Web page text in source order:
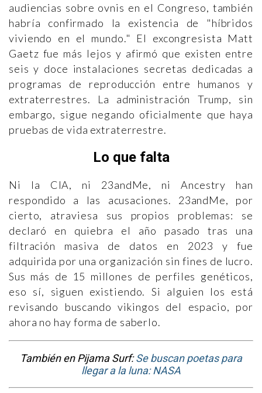
audiencias sobre ovnis en el Congreso, también
habría confirmado la existencia de "híbridos
viviendo en el mundo." El excongresista Matt
Gaetz fue más lejos y afirmó que existen entre
seis y doce instalaciones secretas dedicadas a
programas de reproducción entre humanos y
extraterrestres. La administración Trump, sin
embargo, sigue negando oficialmente que haya
pruebas de vida extraterrestre.
Lo que falta
Ni la CIA, ni 23andMe, ni Ancestry han
respondido a las acusaciones. 23andMe, por
cierto, atraviesa sus propios problemas: se
declaró en quiebra el año pasado tras una
filtración masiva de datos en 2023 y fue
adquirida por una organización sin fines de lucro.
Sus más de 15 millones de perfiles genéticos,
eso sí, siguen existiendo. Si alguien los está
revisando buscando vikingos del espacio, por
ahora no hay forma de saberlo.
También en Pijama Surf:Se buscan poetas para
llegar a la luna: NASA